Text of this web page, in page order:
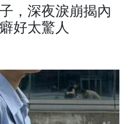
，深夜淚崩揭內
好太驚人